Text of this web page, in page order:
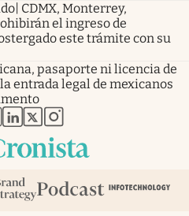
CDMX, Monterrey,
el ingreso de
este trámite con su
pasaporte ni licencia de
entrada legal de mexicanos
en nueva pestaña
abre en nueva pestaña
abre en nueva pestaña
abre en nueva pestaña
abre en nueva pestaña